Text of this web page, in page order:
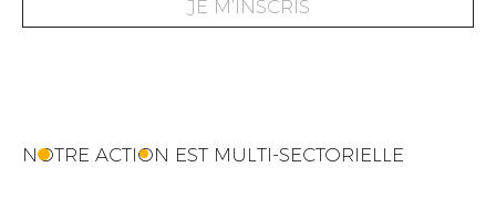
JE M’INSCRIS
NOTRE ACTION EST MULTI-SECTORIELLE